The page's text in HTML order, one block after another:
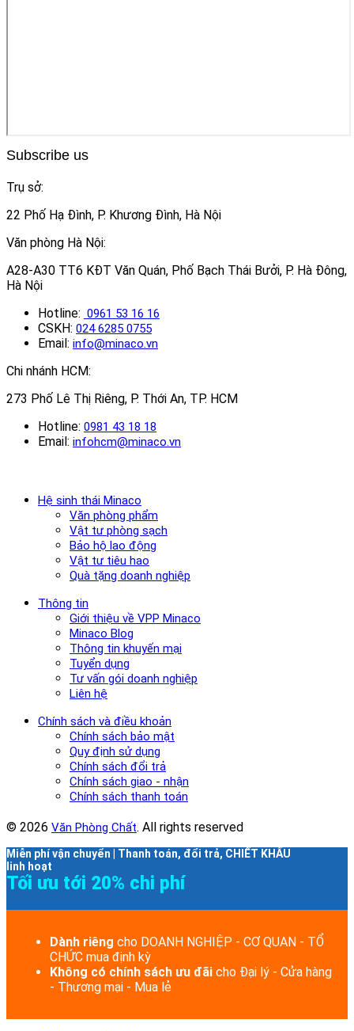
Subscribe us
Trụ sở:
22 Phố Hạ Đình, P. Khương Đình, Hà Nội
Văn phòng Hà Nội:
A28-A30 TT6 KĐT Văn Quán, Phố Bạch Thái Bưởi, P. Hà Đông,
Hà Nội
Hotline: 0961 53 16 16
CSKH: 024 6285 0755
Email: info@minaco.vn
Chi nhánh HCM:
273 Phố Lê Thị Riêng, P. Thới An, TP. HCM
Hotline: 0981 43 18 18
Email: infohcm@minaco.vn
Hệ sinh thái Minaco
Văn phòng phẩm
Vật tư phòng sạch
Bảo hộ lao động
Vật tư tiêu hao
Quà tặng doanh nghiệp
Thông tin
Giới thiệu về VPP Minaco
Minaco Blog
Thông tin khuyến mại
Tuyển dụng
Tư vấn gói doanh nghiệp
Liên hệ
Chính sách và điều khoản
Chính sách bảo mật
Quy định sử dụng
Chính sách đổi trả
Chính sách giao - nhận
Chính sách thanh toán
© 2026 Văn Phòng Chất. All rights reserved
Miễn phí vận chuyển | Thanh toán, đổi trả, CHIẾT KHẤU
linh hoạt
Tối ưu tới 20% chi phí
Dành riêng cho DOANH NGHIỆP - CƠ QUAN - TỔ
CHỨC mua định kỳ
Không có chính sách ưu đãi cho Đại lý - Cửa hàng
- Thương mại - Mua lẻ